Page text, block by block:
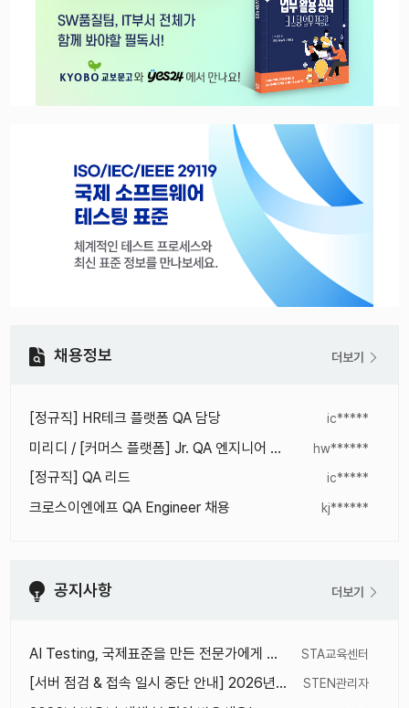
채용정보 더보기
[정규직] HR테크 플랫폼 QA 담당 ic*****
미리디 / [커머스 플랫폼] Jr. QA 엔지니어 채용 공고 hw******
[정규직] QA 리드 ic*****
크로스이엔에프 QA Engineer 채용 kj******
공지사항 더보기
AI Testing, 국제표준을 만든 전문가에게 직접 배우세요 (Stuart Reid 박사 직강) STA교육센터
[서버 점검 & 접속 일시 중단 안내] 2026년 1월 16일(금) 오후 11시 ~ 오후 12시 STEN관리자